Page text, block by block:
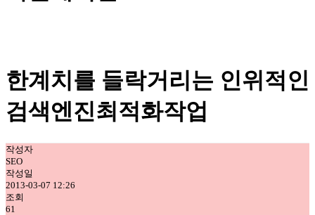
한계치를 들락거리는 인위적인
검색엔진최적화작업
작성자
SEO
작성일
2013-03-07 12:26
조회
61